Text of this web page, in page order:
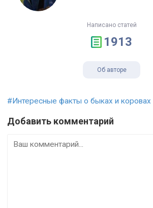
Написано статей
1913
Об авторе
#Интересные факты о быках и коровах
Добавить комментарий